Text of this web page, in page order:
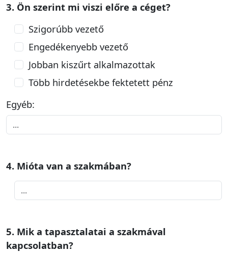
3. Ön szerint mi viszi előre a céget?
Szigorúbb vezető
Engedékenyebb vezető
Jobban kiszűrt alkalmazottak
Több hirdetésekbe fektetett pénz
Egyéb:
4. Mióta van a szakmában?
5. Mik a tapasztalatai a szakmával
kapcsolatban?